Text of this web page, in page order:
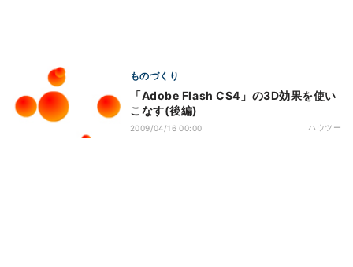
ものづくり
「Adobe Flash CS4」の3D効果を使い
こなす(後編)
2009/04/16 00:00 ハウツー